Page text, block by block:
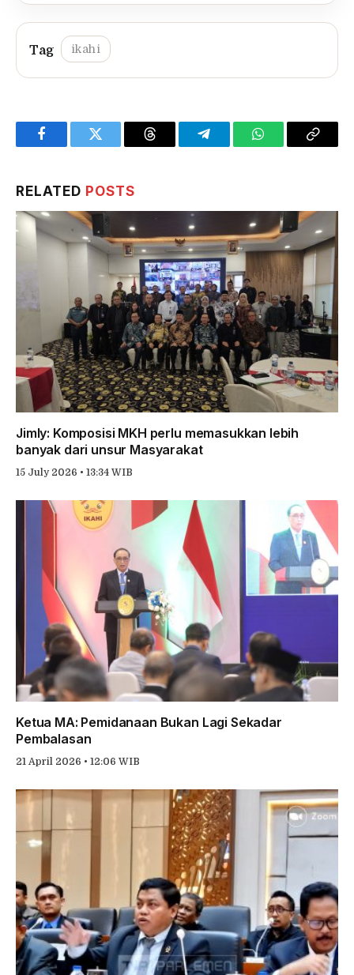
ikahi
FacebookTwitter Threads TelegramWhatsAppCopy
RELATED POSTS
Jimly: Komposisi MKH perlu memasukkan lebih
banyak dari unsur Masyarakat
15 July 2026 • 13:34 WIB
Ketua MA: Pemidanaan Bukan Lagi Sekadar
Pembalasan
21 April 2026 • 12:06 WIB